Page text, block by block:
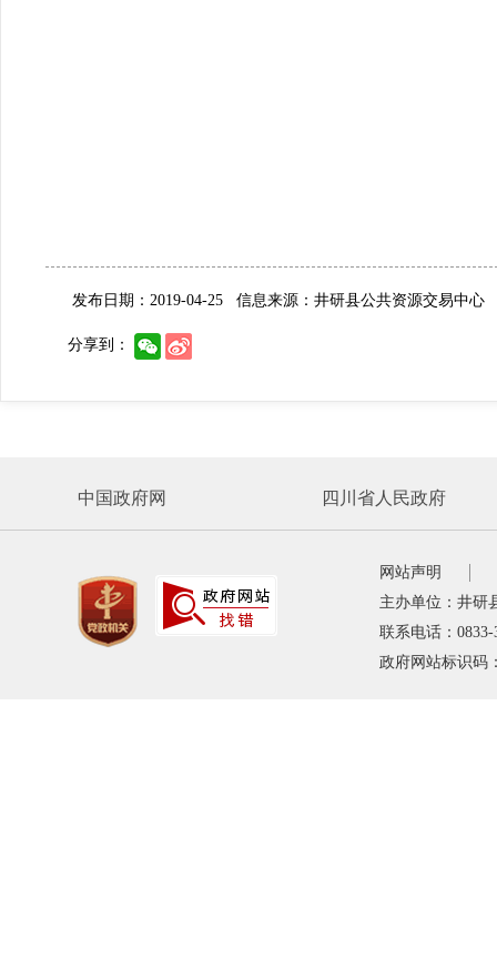
发布日期：2019-04-25 信息来源：井研县公共资源交易中心
分享到：
中国政府网 四川省人民政府
网站声明
主办单位：井研
联系电话：
政府网站标识码